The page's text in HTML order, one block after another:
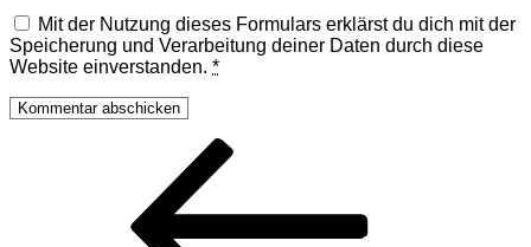
Mit der Nutzung dieses Formulars erklärst du dich mit der
Speicherung und Verarbeitung deiner Daten durch diese
Website einverstanden. *
Beitragsnavigation